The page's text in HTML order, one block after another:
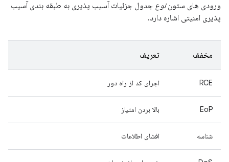
ورودی های ستوننوع جدول جزئیات آسیب پذیری به طبقه بندی آسیب
پذیری امنیتی اشاره دارد.
مخفف تعریف
RCE اجرای کد از راه دور
EoP بالا بردن امتیاز
شناسه افشای اطلاعات